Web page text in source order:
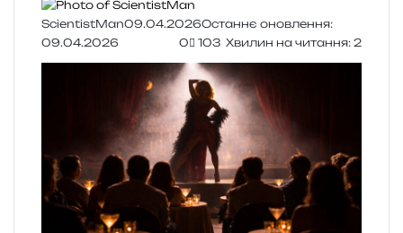
ScientistMan09.04.2026Останнє оновлення:
09.04.2026
0 103 Хвилин на читання: 2